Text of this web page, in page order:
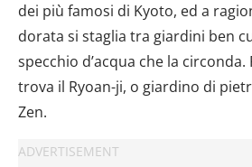
dei più famosi di Kyoto, ed a
dorata si staglia tra giardini ben
specchio d’acqua che la
trova il Ryoan-ji, o giardino di
Zen.